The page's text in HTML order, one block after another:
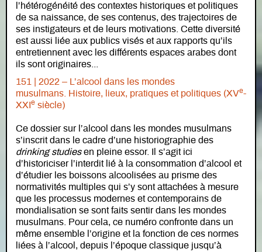
l’hétérogénéité des contextes historiques et politiques
de sa naissance, de ses contenus, des trajectoires de
ses instigateurs et de leurs motivations. Cette diversité
est aussi liée aux publics visés et aux rapports qu’ils
entretiennent avec les différents espaces arabes dont
ils sont originaires...
151 | 2022 – L’alcool dans les mondes
musulmans. Histoire, lieux, pratiques et politiques (XVe-
XXI e siècle)
Ce dossier sur l’alcool dans les mondes musulmans
s’inscrit dans le cadre d’une historiographie des
drinking studiesen pleine essor. Il s’agit ici
d’historiciser l’interdit lié à la consommation d’alcool et
d’étudier les boissons alcoolisées au prisme des
normativités multiples qui s’y sont attachées à mesure
que les processus modernes et contemporains de
mondialisation se sont faits sentir dans les mondes
musulmans. Pour cela, ce numéro confronte dans un
même ensemble l’origine et la fonction de ces normes
liées à l’alcool, depuis l’époque classique jusqu’à